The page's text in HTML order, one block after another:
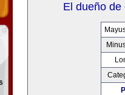
El dueño de